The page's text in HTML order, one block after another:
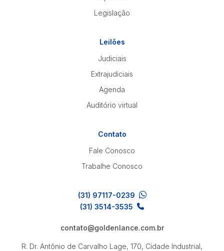
Legislação
Leilões
Judiciais
Extrajudiciais
Agenda
Auditório virtual
Contato
Fale Conosco
Trabalhe Conosco
(31) 97117-0239
(31) 3514-3535
contato@goldenlance.com.br
R. Dr. Antônio de Carvalho Lage, 170, Cidade Industrial,